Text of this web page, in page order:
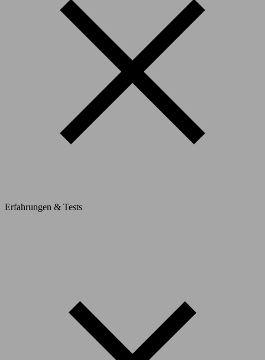
Erfahrungen & Tests